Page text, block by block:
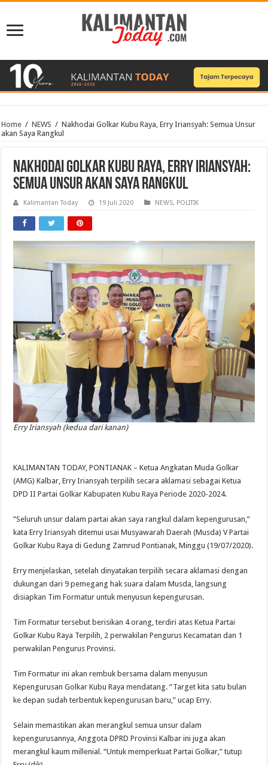
Home / NEWS / Nakhodai Golkar Kubu Raya, Erry Iriansyah: Semua Unsur
akan Saya Rangkul
Nakhodai Golkar Kubu Raya, Erry Iriansyah:
Semua Unsur akan Saya Rangkul
Kalimantan Today 19 Juli 2020 NEWS, POLITIK
Erry Iriansyah (kedua dari kanan)
KALIMANTAN TODAY, PONTIANAK – Ketua Angkatan Muda Golkar
(AMG) Kalbar, Erry Iriansyah terpilih secara aklamasi sebagai Ketua
DPD II Partai Golkar Kabupaten Kubu Raya Periode 2020-2024.
”Seluruh unsur dalam partai akan saya rangkul dalam kepengurusan,”
kata Erry Iriansyah ditemui usai Musyawarah Daerah (Musda) V Partai
Golkar Kubu Raya di Gedung Zamrud Pontianak, Minggu (19/07/2020).
Erry menjelaskan, setelah dinyatakan terpilih secara aklamasi dengan
dukungan dari 9 pemegang hak suara dalam Musda, langsung
disiapkan Tim Formatur untuk menyusun kepengurusan.
Tim Formatur tersebut berisikan 4 orang, terdiri atas Ketua Partai
Golkar Kubu Raya Terpilih, 2 perwakilan Pengurus Kecamatan dan 1
perwakilan Pengurus Provinsi.
Tim Formatur ini akan rembuk bersama dalam menyusun
Kepengurusan Golkar Kubu Raya mendatang. “Target kita satu bulan
ke depan sudah terbentuk kepengurusan baru,” ucap Erry.
Selain memastikan akan merangkul semua unsur dalam
kepengurusannya, Anggota DPRD Provinsi Kalbar ini juga akan
merangkul kaum millenial. “Untuk memperkuat Partai Golkar,” tutup